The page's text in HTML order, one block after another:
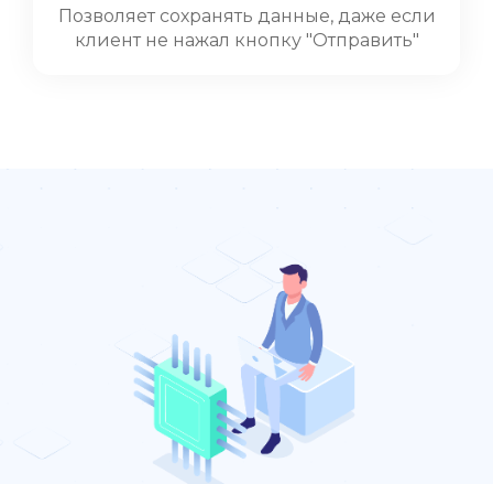
Позволяет сохранять данные, даже если
клиент не нажал кнопку "Отправить"